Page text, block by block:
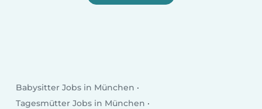
Babysitter Jobs in München
Tagesmütter Jobs in München